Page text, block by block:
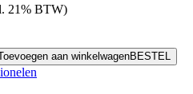
21% BTW)
BESTEL